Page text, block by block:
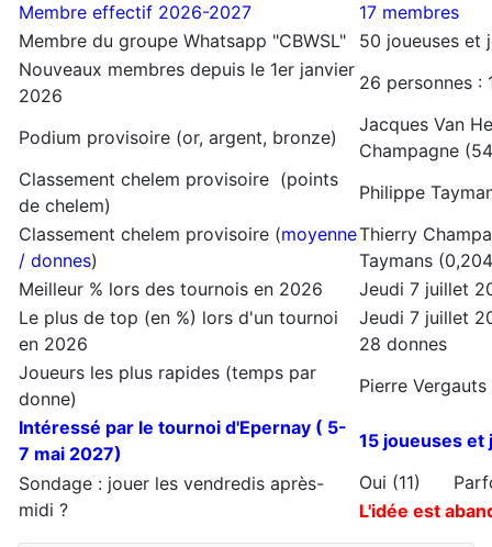
Membre effectif 2026-2027
17 membres
Membre du groupe Whatsapp "CBWSL"
50 joueuses et
Nouveaux membres depuis le 1er janvier
2026
26 personnes :
Podium provisoire (or, argent, bronze)
Jacques Van
Champagne
Classement chelem provisoire (points
de chelem)
Philippe
Classement chelem provisoire (moyenne
/ donnes)
Thierry
Taymans
Meilleur % lors des tournois en 2026
Jeudi 7 juillet
Le plus de top (en %) lors d'un tournoi
en 2026
Jeudi 7 juillet
28 donnes
Joueurs les plus rapides (temps par
donne)
Pierre
Intéressé par le tournoi d'Epernay ( 5-
7 mai 2027)
15 joueuses et
Sondage : jouer les vendredis après-
midi ?
Oui (11)
L'idée est